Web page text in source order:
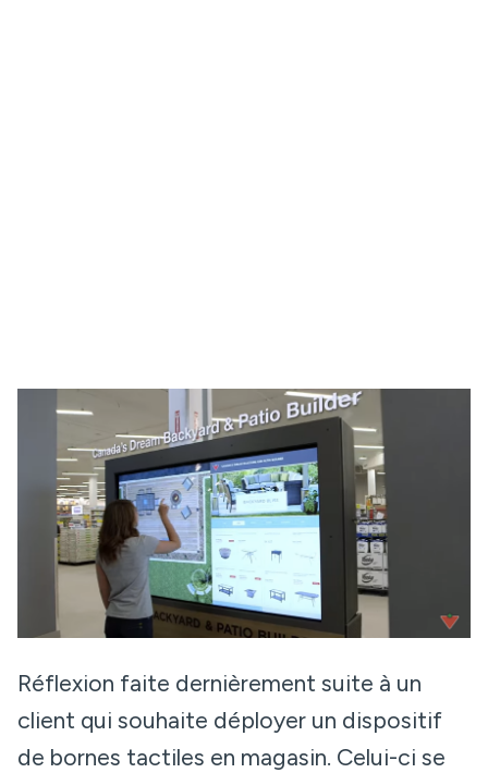
Réflexion faite dernièrement suite à un
client qui souhaite déployer un dispositif
de bornes tactiles en magasin. Celui-ci se